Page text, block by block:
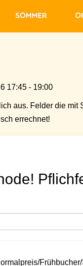
Sommer
17:45 - 19:00
aus. Felder die mit
errechnet!